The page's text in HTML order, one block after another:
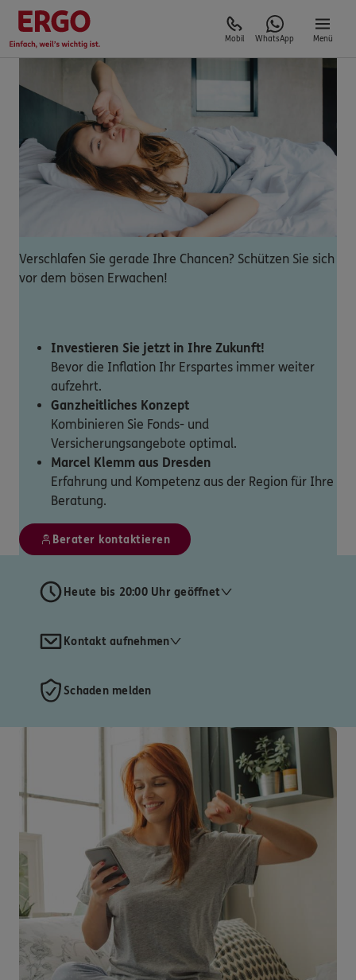
Mobil WhatsApp Menü
Verschlafen Sie gerade Ihre Chancen? Schützen Sie sich
vor dem bösen Erwachen!
Investieren Sie jetzt in Ihre Zukunft!
Bevor die Inflation Ihr Erspartes immer weiter
aufzehrt.
Ganzheitliches Konzept
Kombinieren Sie Fonds- und
Versicherungsangebote optimal.
Marcel Klemm aus Dresden
Erfahrung und Kompetenz aus der Region für Ihre
Beratung.
Berater kontaktieren
Heute bis 20:00 Uhr geöffnet
Kontakt aufnehmen
Schaden melden